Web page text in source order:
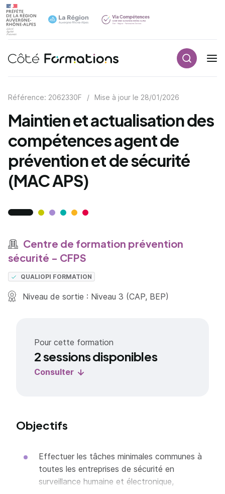
Navigation principale
Référence: 2062330F / Mise à jour le 28/01/2026
Maintien et actualisation des
compétences agent de
prévention et de sécurité
(MAC APS)
Centre de formation prévention
sécurité - CFPS
QUALIOPI FORMATION
Niveau de sortie : Niveau 3 (CAP, BEP)
Pour cette formation
2 sessions disponibles
Consulter
Objectifs
Effectuer les tâches minimales communes à
toutes les entreprises de sécurité en
surveillance humaine et électronique,